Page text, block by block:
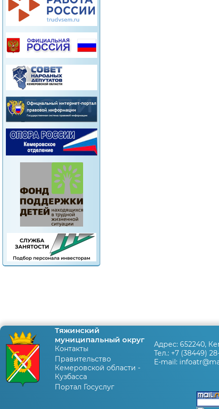
Тяжинский
муниципальный округ
Контакты
Правительство
Кемеровской области -
Кузбасса
Портал Госуслуг
Адрес: 652240,
Тел.: +7 (38449)
E-mail: